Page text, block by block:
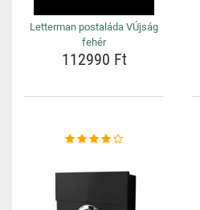
Letterman postaláda VÚjság
fehér
112990 Ft